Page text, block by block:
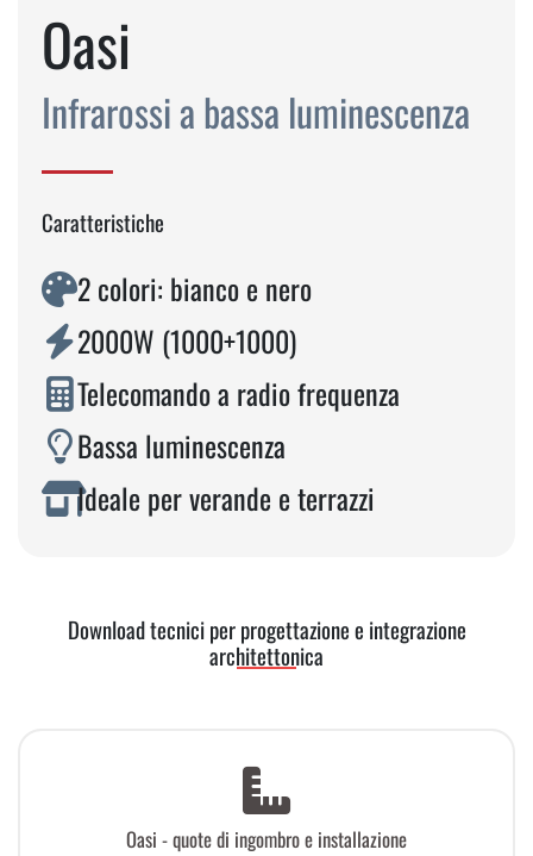
Oasi
Infrarossi a bassa luminescenza
Caratteristiche
2 colori: bianco e nero
2000W (1000+1000)
Telecomando a radio frequenza
Bassa luminescenza
Ideale per verande e terrazzi
Download tecnici per progettazione e integrazione
architettonica
Oasi - quote di ingombro e installazione